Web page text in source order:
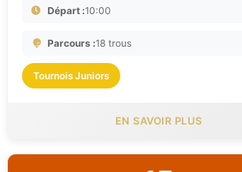
Départ :10:00
Parcours :18 trous
Tournois Juniors
EN SAVOIR PLUS